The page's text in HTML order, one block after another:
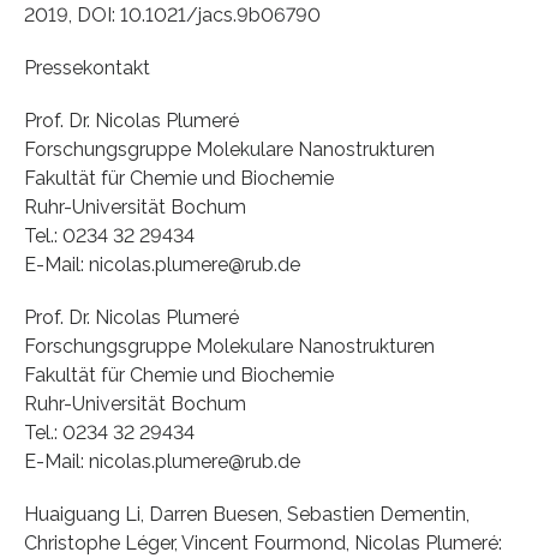
2019, DOI: 10.1021/jacs.9b06790
Pressekontakt
Prof. Dr. Nicolas Plumeré
Forschungsgruppe Molekulare Nanostrukturen
Fakultät für Chemie und Biochemie
Ruhr-Universität Bochum
Tel.: 0234 32 29434
E-Mail: nicolas.plumere@rub.de
Prof. Dr. Nicolas Plumeré
Forschungsgruppe Molekulare Nanostrukturen
Fakultät für Chemie und Biochemie
Ruhr-Universität Bochum
Tel.: 0234 32 29434
E-Mail: nicolas.plumere@rub.de
Huaiguang Li, Darren Buesen, Sebastien Dementin,
Christophe Léger, Vincent Fourmond, Nicolas Plumeré: